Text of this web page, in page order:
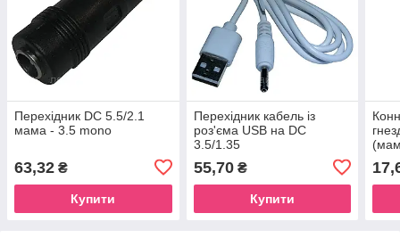
Перехідник DC 5.5/2.1
мама - 3.5 mono
63,32 ₴
Купити
Перехідник кабель із
роз'єма USB на DC
3.5/1.35
55,70₴
Купити